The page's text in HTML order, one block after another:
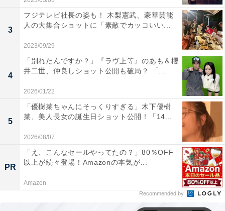
3
フジテレビ社長の姿も！ 木梨憲武、豪華芸能
人の大集合ショットに「素敵でカッコいい...
2023/09/29
4
「別れたんですか？」『ラヴ上等』のあも＆櫻
井二世、仲良しショット公開も破局？ 「...
2026/01/22
5
「優樹菜ちゃんにそっくりすぎる」木下優樹
菜、美人長女の誕生日ショット公開！「14...
2026/08/07
PR
「え、こんなセールやってたの？」80％OFF
以上が続々登場！Amazonの本気が...
Amazon
Recommended by